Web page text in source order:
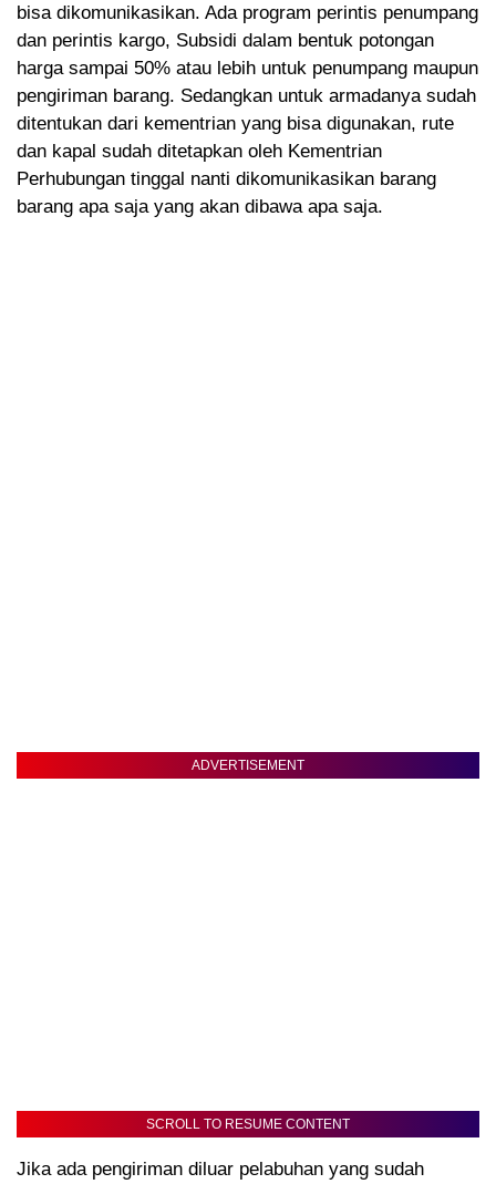
bisa dikomunikasikan. Ada program perintis penumpang
dan perintis kargo, Subsidi dalam bentuk potongan
harga sampai 50% atau lebih untuk penumpang maupun
pengiriman barang. Sedangkan untuk armadanya sudah
ditentukan dari kementrian yang bisa digunakan, rute
dan kapal sudah ditetapkan oleh Kementrian
Perhubungan tinggal nanti dikomunikasikan barang
barang apa saja yang akan dibawa apa saja.
ADVERTISEMENT
SCROLL TO RESUME CONTENT
Jika ada pengiriman diluar pelabuhan yang sudah